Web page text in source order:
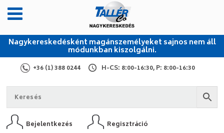
Nagykereskedésként magánszemélyeket sajnos nem áll
módunkban kiszolgálni.
+36 (1) 388 0244 H-CS: 8:00-16:30, P: 8:00-16:30
Bejelentkezés Regisztráció